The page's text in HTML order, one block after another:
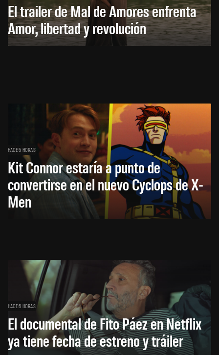
El trailer de Mal de Amores enfrenta
Amor, libertad y revolución
HACE 5 HORAS
Kit Connor estaría a punto de
convertirse en el nuevo Cyclops de X-
Men
HACE 6 HORAS
El documental de Fito Páez en Netflix
ya tiene fecha de estreno y tráiler